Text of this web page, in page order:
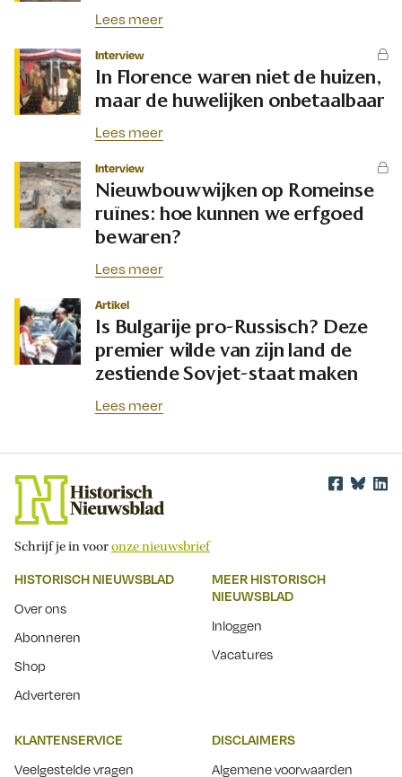
Lees meer
Interview
In Florence waren niet de huizen,
maar de huwelijken onbetaalbaar
Lees meer
Interview
Nieuwbouwwijken op Romeinse
ruïnes: hoe kunnen we erfgoed
bewaren?
Lees meer
Artikel
Is Bulgarije pro-Russisch? Deze
premier wilde van zijn land de
zestiende Sovjet-staat maken
Lees meer
Schrijf je in vooronze nieuwsbrief
HISTORISCH NIEUWSBLAD
Over ons
Abonneren
Shop
Adverteren
MEER HISTORISCH
NIEUWSBLAD
Inloggen
Vacatures
KLANTENSERVICE
Veelgestelde vragen
DISCLAIMERS
Algemene voorwaarden